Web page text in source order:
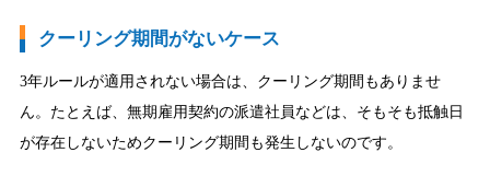
クーリング期間がないケース
3年ルールが適用されない場合は、クーリング期間もありませ
ん。たとえば、無期雇用契約の派遣社員などは、そもそも抵触日
が存在しないためクーリング期間も発生しないのです。